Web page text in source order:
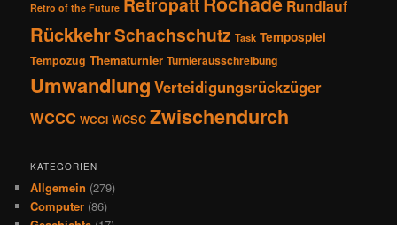
Retro of the Future Rundlauf
RückkehrSchachschutz Task Tempospiel
Tempozug Thematurnier Turnierausschreibung
Umwandlung Verteidigungsrückzüger
WCCC WCCI WCSC Zwischendurch
KATEGORIEN
Allgemein (279)
Computer (86)